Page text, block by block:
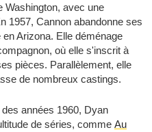
Washington, avec une
1957, Cannon abandonne ses
Arizona. Elle déménage
où elle s'inscrit à
pièces. Parallèlement, elle
de nombreux castings.
années 1960, Dyan
de séries, comme Au